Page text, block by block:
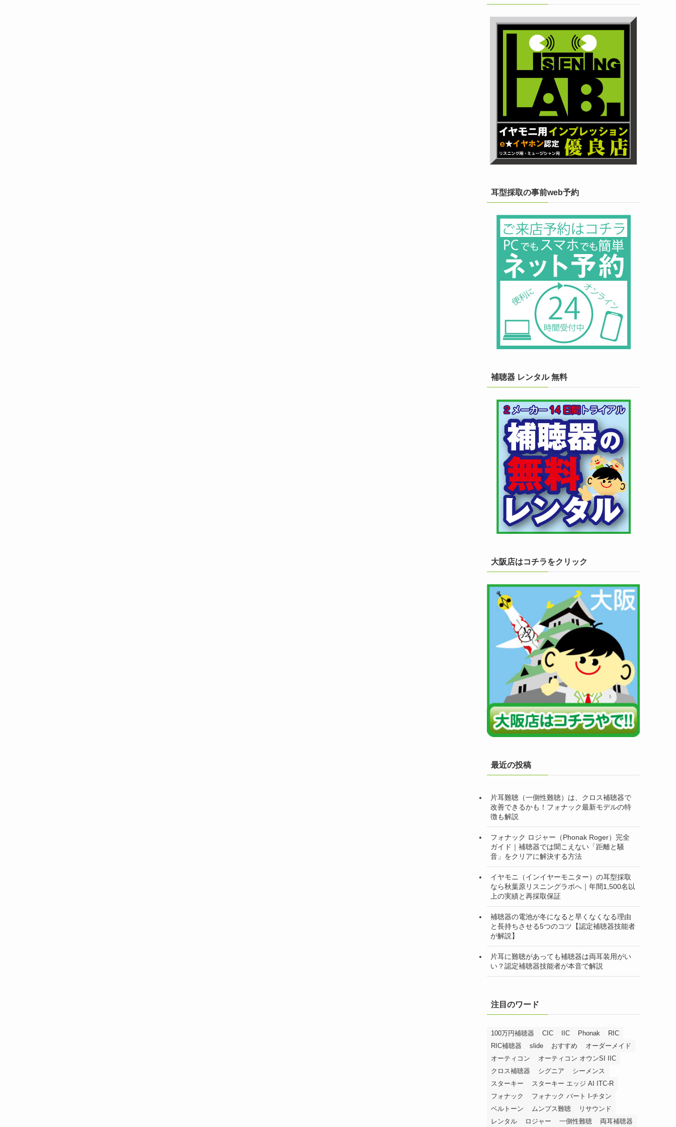
耳型採取の事前web予約
補聴器 レンタル 無料
大阪店はコチラをクリック
最近の投稿
片耳難聴（一側性難聴）は、クロス補聴器で
改善できるかも！フォナック最新モデルの特
徴も解説
フォナック ロジャー（Phonak Roger）完全
ガイド｜補聴器では聞こえない「距離と騒
音」をクリアに解決する方法
イヤモニ（インイヤーモニター）の耳型採取
なら秋葉原リスニングラボへ｜年間1,500名以
上の実績と再採取保証
補聴器の電池が冬になると早くなくなる理由
と長持ちさせる5つのコツ【認定補聴器技能者
が解説】
片耳に難聴があっても補聴器は両耳装用がい
い？認定補聴器技能者が本音で解説
注目のワード
100万円補聴器 CIC IIC Phonak
RIC
RIC補聴器
slide おすすめ
オーダーメイド
オーティコン
オーティコン オウンSI IIC
クロス補聴器
シグニア
シーメンス
スターキー
スターキー エッジ AI ITC-R
フォナック
フォナック バート I-チタン
ベルトーン
ムンプス難聴
リサウンド
レンタル
ロジャー 一側性難聴 両耳補聴器